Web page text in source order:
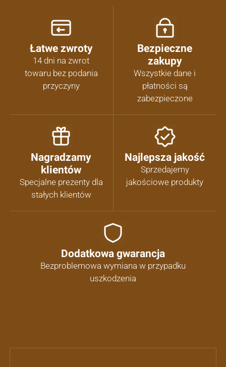
Łatwe zwroty
14 dni na zwrot
towaru bez podania
przyczyny
Bezpieczne
zakupy
Wszystkie dane i
płatności są
zabezpieczone
Nagradzamy
klientów
Specjalne prezenty dla
stałych klientów
Najlepsza jakość
Sprzedajemy
jakościowe produkty
Dodatkowa gwarancja
Bezproblemowa wymiana w przypadku
uszkodzenia